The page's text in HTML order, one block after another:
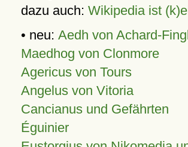
dazu auch: Wikipedia ist
• neu: Aedh von Achard-
Maedhog von Clonmore
Agericus von Tours
Angelus von Vitoria
Cancianus und Gefährten
Éguinier